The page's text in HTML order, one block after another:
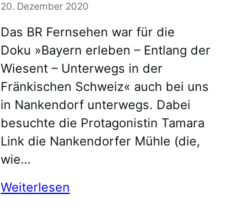
20. Dezember 2020
Das BR Fernsehen war für die
Doku »Bayern erleben – Entlang der
Wiesent – Unterwegs in der
Fränkischen Schweiz« auch bei uns
in Nankendorf unterwegs. Dabei
besuchte die Protagonistin Tamara
Link die Nankendorfer Mühle (die,
wie…
Weiterlesen